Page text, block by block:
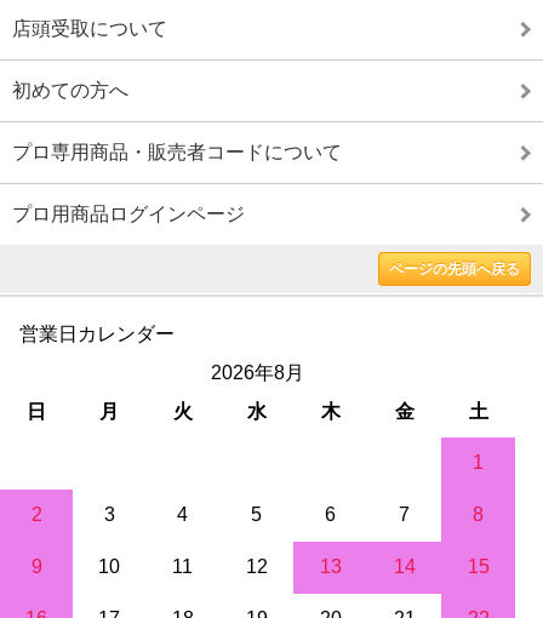
店頭受取について
初めての方へ
プロ専用商品・販売者コードについて
プロ用商品ログインページ
ページの先頭へ戻る
営業日カレンダー
2026年8月
日
月 火 水 木 金 土
1
2 3 4 5 6 7 8
9 10 11 12 13 14 15